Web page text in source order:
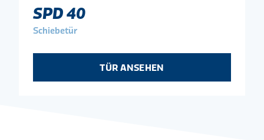
SPD 40
Schiebetür
TÜR ANSEHEN